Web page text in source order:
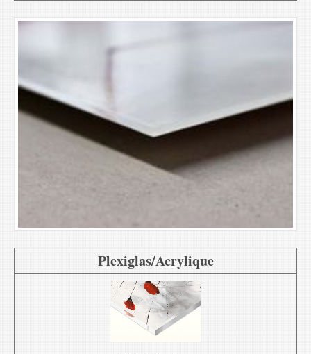
Plexiglas/Acrylique